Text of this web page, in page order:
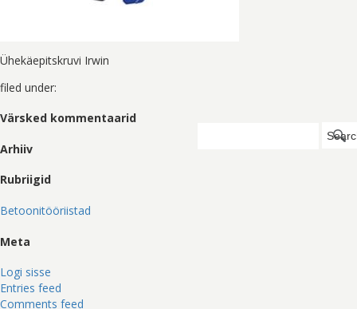
Ühekäepitskruvi Irwin
filed under:
Värsked kommentaarid
Arhiiv
Rubriigid
Betoonitööriistad
Meta
Logi sisse
Entries feed
Comments feed